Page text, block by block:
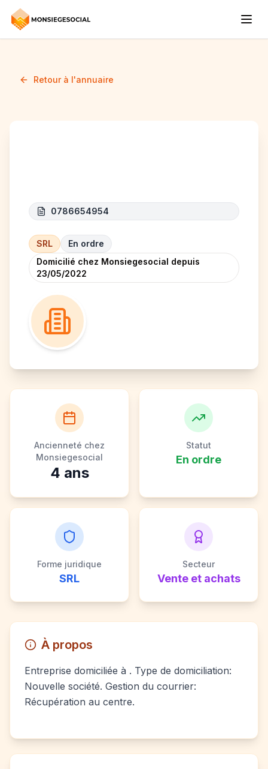
Retour à l'annuaire
0786654954
SRL
En ordre
Domicilié chez Monsiegesocial depuis
23/05/2022
Ancienneté chez
Monsiegesocial
4 ans
Statut
En ordre
Forme juridique
SRL
Secteur
Vente et achats
À propos
Entreprise domiciliée à . Type de domiciliation:
Nouvelle société. Gestion du courrier:
Récupération au centre.